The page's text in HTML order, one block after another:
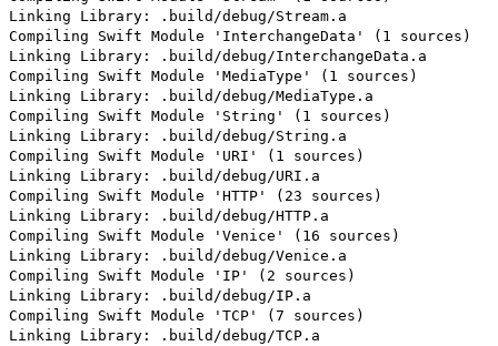
Linking Library: .build/debug/Stream.a
Compiling Swift Module 'InterchangeData' (1 sources)
Linking Library: .build/debug/InterchangeData.a
Compiling Swift Module 'MediaType' (1 sources)
Linking Library: .build/debug/MediaType.a
Compiling Swift Module 'String' (1 sources)
Linking Library: .build/debug/String.a
Compiling Swift Module 'URI' (1 sources)
Linking Library: .build/debug/URI.a
Compiling Swift Module 'HTTP' (23 sources)
Linking Library: .build/debug/HTTP.a
Compiling Swift Module 'Venice' (16 sources)
Linking Library: .build/debug/Venice.a
Compiling Swift Module 'IP' (2 sources)
Linking Library: .build/debug/IP.a
Compiling Swift Module 'TCP' (7 sources)
Linking Library: .build/debug/TCP.a